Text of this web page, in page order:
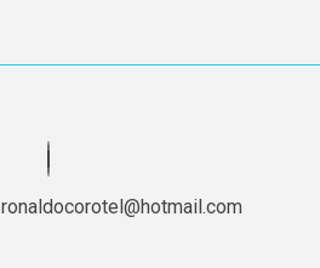
ronaldocorotel@hotmail.com